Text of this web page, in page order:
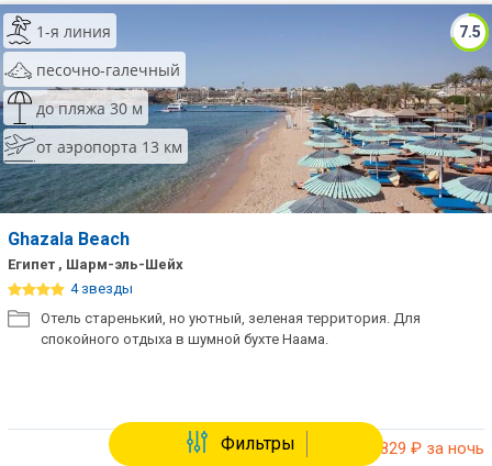
7.5
1-я линия
песочно-галечный
до пляжа 30 м
от аэропорта 13 км
Ghazala Beach
Египет , Шарм-эль-Шейх
4 звезды
Отель старенький, но уютный, зеленая территория. Для
спокойного отдыха в шумной бухте Наама.
от 25 829 ₽ за ночь
Фильтры